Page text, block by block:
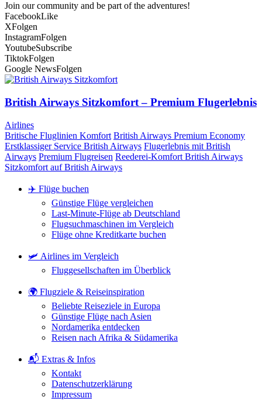
Join our community and be part of the adventures!
FacebookLike
XFolgen
InstagramFolgen
YoutubeSubscribe
TiktokFolgen
Google NewsFolgen
British Airways Sitzkomfort – Premium Flugerlebnis
Airlines
Britische Fluglinien Komfort British Airways Premium Economy
Erstklassiger Service British Airways Flugerlebnis mit British
Airways Premium Flugreisen Reederei-Komfort British Airways
Sitzkomfort auf British Airways
✈️ Flüge buchen
Günstige Flüge vergleichen
Last-Minute-Flüge ab Deutschland
Flugsuchmaschinen im Vergleich
Flüge ohne Kreditkarte buchen
🛩️ Airlines im Vergleich
Fluggesellschaften im Überblick
🌍 Flugziele & Reiseinspiration
Beliebte Reiseziele in Europa
Günstige Flüge nach Asien
Nordamerika entdecken
Reisen nach Afrika & Südamerika
📬 Extras & Infos
Kontakt
Datenschutzerklärung
Impressum